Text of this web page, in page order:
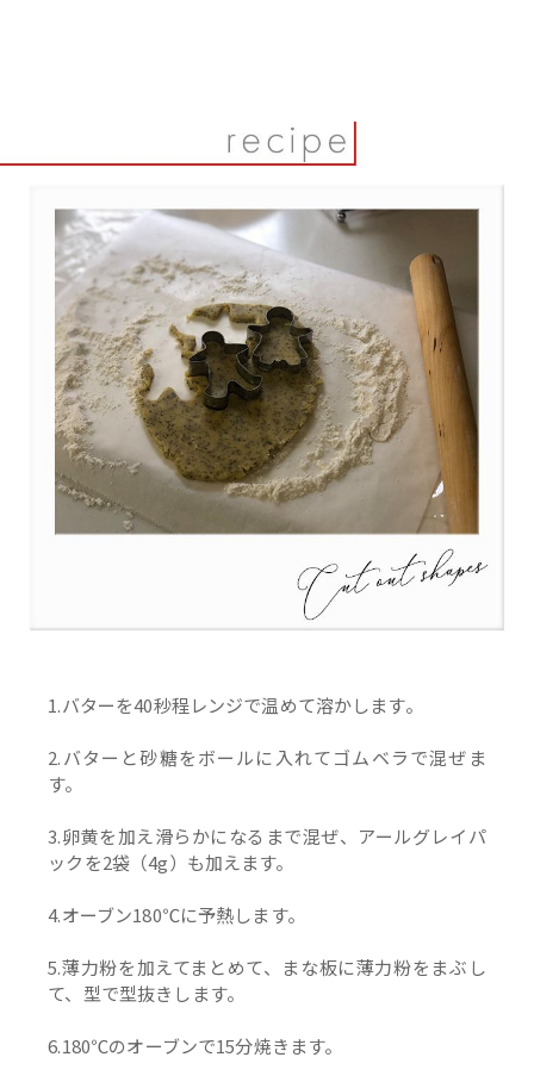
1.バターを40秒程レンジで温めて溶かします。
2.バターと砂糖をボールに入れてゴムベラで混ぜま
す。
3.卵黄を加え滑らかになるまで混ぜ、アールグレイパ
ックを2袋（4g）も加えます。
4.オーブン180℃に予熱します。
5.薄力粉を加えてまとめて、まな板に薄力粉をまぶし
て、型で型抜きします。
6.180℃のオーブンで15分焼きます。